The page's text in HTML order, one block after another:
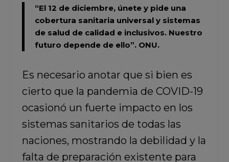
“El 12 de diciembre, únete y pide una
cobertura sanitaria universal y sistemas
de salud de calidad e inclusivos. Nuestro
futuro depende de ello”. ONU.
Es necesario anotar que si bien es
cierto que la pandemia de COVID-19
ocasionó un fuerte impacto en los
sistemas sanitarios de todas las
naciones, mostrando la debilidad y la
falta de preparación existente para